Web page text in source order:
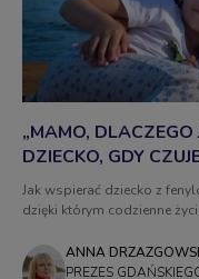
„MAMO, DLACZEGO
DZIECKO, GDY
Jak wspierać dziecko z
dzięki którym codzienne
ANNA
PREZES